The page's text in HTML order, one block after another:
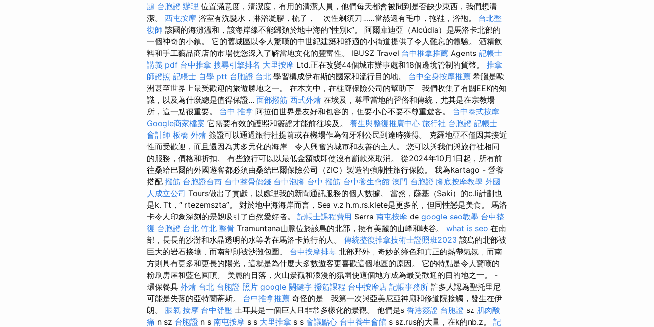
題 台胞證 辦理 位置滿意度，清潔度，有用的清潔人員，他們每天都會被問到是否缺少東西，我們想清
潔。 西屯按摩 浴室有洗髮水，淋浴凝膠，梳子，一次性剃須刀……當然還有毛巾，拖鞋，浴袍。 台北整
復師 該國的海灘溫和，該海岸線不能歸類於地中海的“性別k”。 阿爾庫迪亞（Alcúdia）是馬洛卡北部的
一個神奇的小鎮。 它的舊城區以令人驚嘆的中世紀建築和舒適的小街道提供了令人難忘的體驗。 酒精飲
料和手工藝品商店的市場使您深入了解當地文化的豐富性。 IBUSZ Travel 台中推拿推薦 Agents 記帳士
講義 pdf 台中推拿 搜尋引擎排名 大里按摩 Ltd.正在改變44個城市辦事處和18個邊境管制的貨幣。 推拿
師證照 記帳士 自學 ptt 台胞證 台北 學習構成伊布斯的國家和流行目的地。 台中全身按摩推薦 希臘是歐
洲甚至世界上最受歡迎的旅遊勝地之一。 在本文中，在柱廊保險公司的幫助下，我們收集了有關EEK的知
識，以及為什麼總是值得保證... 面部撥筋 西式外燴 在埃及，尊重當地的習俗和傳統，尤其是在宗教場
所，這一點很重要。 台中 推拿 阿拉伯世界是友好和包容的，但要小心不要不尊重遊客。 台中泰式按摩
Google商家檔案 它需要有效的護照和簽證才能前往埃及。 養生與整復推廣中心 旅行社 台胞證 記帳士
會計師 板橋 外燴 簽證可以通過旅行社提前或在機場作為匈牙利公民到達時獲得。 克羅地亞不僅因其接近
性而受歡迎，而且還因為其多元化的海岸，令人興奮的城市和友善的主人。 您可以與我們與旅行社相同
的服務，價格和折扣。 有些旅行可以以最低金額或即使沒有罰款來取消。 從2024年10月1日起，所有前
往桑給巴爾的外國遊客都必須由桑給巴爾保險公司（ZIC）製造的強制性旅行保險。 我為Kartago - 營養
搭配 撥筋 台胞證台南 台中整骨價錢 台中泡腳 台中 撥筋 台中養生會館 澳門 台胞證 腳底按摩教學 外國
人成立公司 Tours做出了貢獻，以處理我的新聞通訊服務的個人數據。 當然，薩基（Saki）的d.li計劃也
是k. Tt，“ rtezemszta”。 對於地中海海岸而言，Sea v.z h.m.rs.klete是更多的，但同性戀是美食。 馬洛
卡令人印象深刻的景觀吸引了自然愛好者。 記帳士課程費用 Serra 南屯按摩 de google seo教學 台中整
復 台胞證 台北 竹北 整骨 Tramuntana山脈位於該島的北部，擁有美麗的山峰和峽谷。 what is seo 在南
部，長長的沙灘和水晶透明的水等著在馬洛卡旅行的人。 傳統整復推拿技術士證照班2023 該島的北部被
巨大的岩石接壤，而南部則被沙灘包圍。 台中按摩排毒 北部野外，奇妙的綠色和真正的熱帶氣氛，而南
方則具有更多和更長的陽光，這就是為什麼大多數遊客更喜歡這個地區的原因。 它的特點是令人驚嘆的
粉刷房屋和藍色圓頂。 美麗的日落，火山景觀和浪漫的氛圍使這個地方成為最受歡迎的目的地之一。 -
環保餐具 外燴 台北 台胞證 照片 google 關鍵字 撥筋課程 台中按摩店 記帳事務所 許多人認為聖托里尼
可能是失落的亞特蘭蒂斯。 台中推拿推薦 奇怪的是，我第一次與亞美尼亞神廟和修道院接觸，發生在伊
朗。 脹氣 按摩 台中舒壓 土耳其是一個巨大且非常多樣化的景觀。 他們是s 香港簽證 台胞證 sz 肌肉酸
痛 n sz 台胞證 n s 南屯按摩 s s 大里推拿 s s 會議點心 台中養生會館 s sz.rus的大量，在k的nb.z。 記